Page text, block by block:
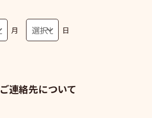
月 日
ご連絡先について